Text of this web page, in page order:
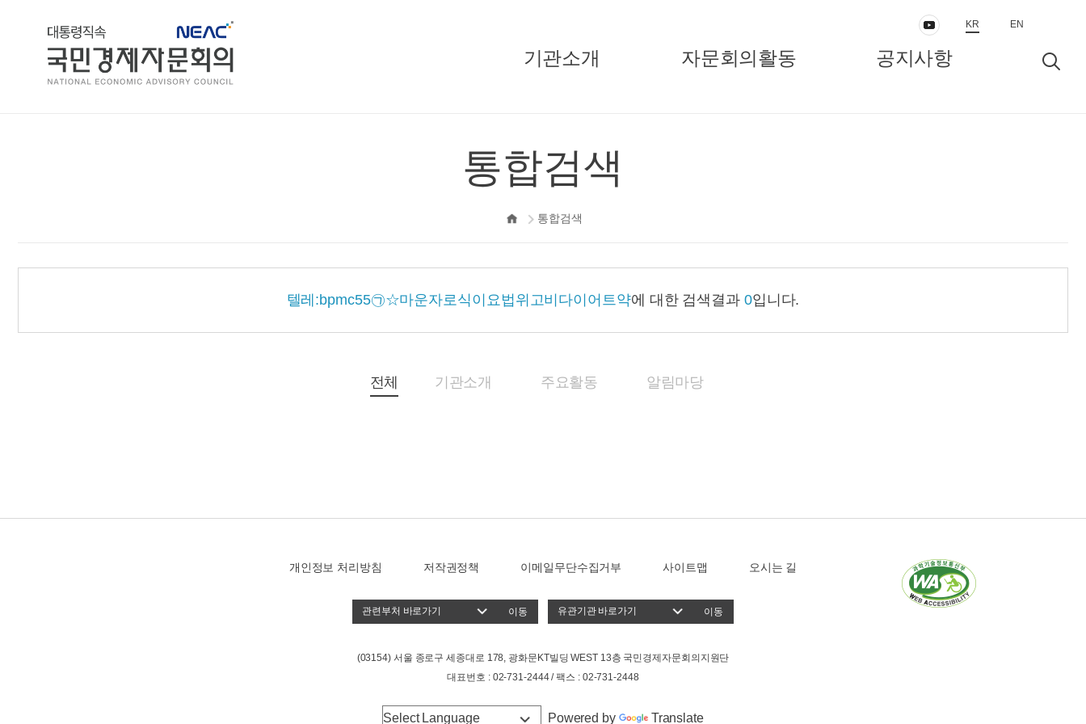
KR EN
기관소개
부의장
정책자문단
자문회의활동 공지사항
통합검색
통합검색
텔레:bpmc55㉠☆마운자로식이요법위고비다이어트약에 대한 검색결과 0입니다.
전체 기관소개 주요활동 알림마당
개인정보 처리방침 저작권정책 이메일무단수집거부 사이트맵 오시는 길
이동 이동
(03154) 서울 종로구 세종대로 178, 광화문KT빌딩 WEST 13층 국민경제자문회의지원단
대표번호 : 02-731-2444 / 팩스 : 02-731-2448
Powered by Translate